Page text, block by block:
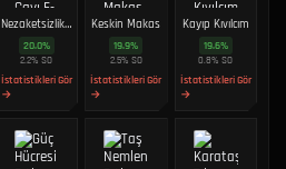
Nezaketsizlik Çayı
20.0%
2.2%SO
İstatistikleri Gör
→
Keskin Makas
19.9%
2.5% SO
İstatistikleri Gör
→
Kayıp Kıvılcım
19.6%
0.8%SO
İstatistikleri Gör
→